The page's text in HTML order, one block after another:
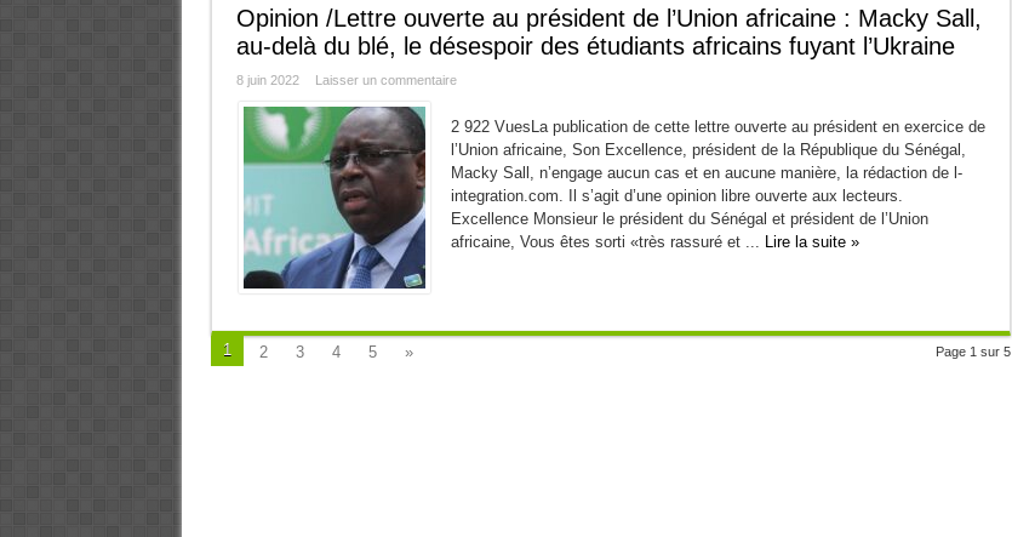
Opinion /Lettre ouverte au président de l’Union africaine : Macky Sall,
au-delà du blé, le désespoir des étudiants africains fuyant l’Ukraine
8 juin 2022 Laisser un commentaire
2 922 VuesLa publication de cette lettre ouverte au président en exercice de
l’Union africaine, Son Excellence, président de la République du Sénégal,
Macky Sall, n’engage aucun cas et en aucune manière, la rédaction de l-
integration.com. Il s’agit d’une opinion libre ouverte aux lecteurs.
Excellence Monsieur le président du Sénégal et président de l’Union
africaine, Vous êtes sorti «très rassuré et ... Lire la suite »
Page 1 sur 5
1 2 3 4 5 »